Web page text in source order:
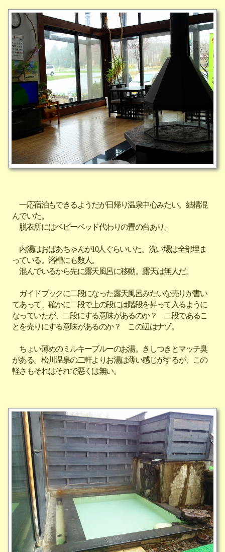
一応宿泊もできるようだが日帰り温泉中心みたい。結構混
んでいた。
脱衣所にはベビーベッド代わりの畳の台あり。
内湯はおばあちゃんが10人ぐらいいた。洗い場は全部埋ま
っている。浴槽にも数人。
混んでいるから先に露天風呂に移動。露天は無人だ。
ガイドブックに二段になった露天風呂みたいな売りが書い
てあって、確かに二段で上の段には階段を昇って入るように
なっていたが、二段にする意味があるのか？ 二段であるこ
とを売りにする意味があるのか？ この辺はナゾ。
ちょい薄めのミルキーブルーのお湯。きしつきとマッチ臭
がある。松川温泉の二軒よりお湯は薄い感じがするが、この
軽さもそれはそれで悪くは無い。